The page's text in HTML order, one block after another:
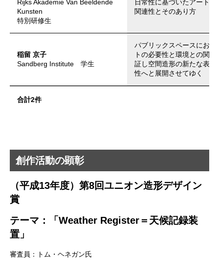
Rijks Akademie Van Beeldende
Kunsten
特別研修生
日常性に基づいたアートと
関連性とそのあり方
稲留 京子
Sandberg Institute 学生
パブリックスペースにおけ
トの必要性と環境との関係
証し空間造形の新たな表現
性へと展開させてゆく
合計2件
創作活動の顕彰
（平成13年度）第8回ユニオン造形デザイン
賞
テーマ：「Weather Register＝天候記録装
置」
審査員：トム・ヘネガン氏